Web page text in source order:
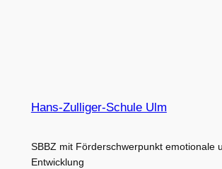
Hans-Zulliger-Schule Ulm
SBBZ mit Förderschwerpunkt emotionale
Entwicklung